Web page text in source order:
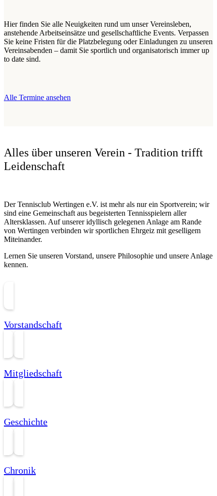
Hier finden Sie alle Neuigkeiten rund um unser Vereinsleben,
anstehende Arbeitseinsätze und gesellschaftliche Events. Verpassen
Sie keine Fristen für die Platzbelegung oder Einladungen zu unseren
Vereinsabenden – damit Sie sportlich und organisatorisch immer up
to date sind.
Alle Termine ansehen
Alles über unseren Verein - Tradition trifft
Leidenschaft
Der Tennisclub Wertingen e.V. ist mehr als nur ein Sportverein; wir
sind eine Gemeinschaft aus begeisterten Tennisspielern aller
Altersklassen. Auf unserer idyllisch gelegenen Anlage am Rande
von Wertingen verbinden wir sportlichen Ehrgeiz mit geselligem
Miteinander.
Lernen Sie unseren Vorstand, unsere Philosophie und unsere Anlage
kennen.
Vorstandschaft
Mitgliedschaft
Geschichte
Chronik